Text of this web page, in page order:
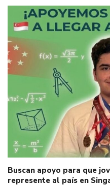
Buscan apoyo para que
represente al país en